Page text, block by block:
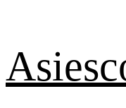
contenido